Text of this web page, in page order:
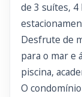
de 3 suítes, 4
Desfrute de
para o mar e
piscina,
O